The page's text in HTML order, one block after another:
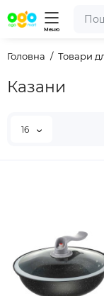
Меню
Головна Товари
Казани
16